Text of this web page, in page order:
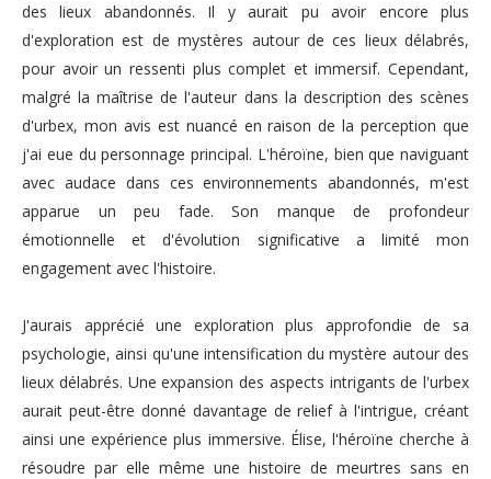
des lieux abandonnés. Il y aurait pu avoir encore plus
d'exploration est de mystères autour de ces lieux délabrés,
pour avoir un ressenti plus complet et immersif. Cependant,
malgré la maîtrise de l'auteur dans la description des scènes
d'urbex, mon avis est nuancé en raison de la perception que
j'ai eue du personnage principal. L'héroïne, bien que naviguant
avec audace dans ces environnements abandonnés, m'est
apparue un peu fade. Son manque de profondeur
émotionnelle et d'évolution significative a limité mon
engagement avec l'histoire.
J'aurais apprécié une exploration plus approfondie de sa
psychologie, ainsi qu'une intensification du mystère autour des
lieux délabrés. Une expansion des aspects intrigants de l'urbex
aurait peut-être donné davantage de relief à l'intrigue, créant
ainsi une expérience plus immersive. Élise, l'héroïne cherche à
résoudre par elle même une histoire de meurtres sans en